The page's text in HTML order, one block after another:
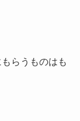
らうものはも